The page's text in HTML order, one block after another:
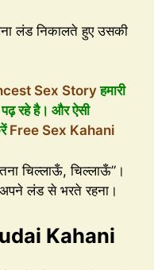
लंड निकालते हुए उसकी
Sex Storyहमारी
रहे है। और ऐसी
Free Sex Kahani
चिल्लाऊँ, चिल्लाऊँ”।
अपने लंड से भरते रहना।
Kahani